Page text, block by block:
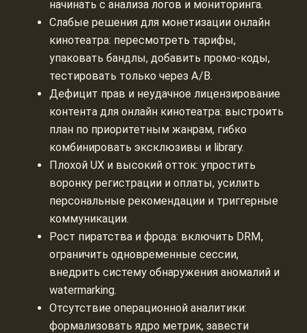
начинать с анализа логов и мониторинга.
Слабые решения для монетизации онлайн
кинотеатра: пересмотреть тарифы,
упаковать бандлы, добавить промо-коды,
тестировать только через A/B.
Дефицит прав и неудачное лицензирование
контента для онлайн кинотеатра: выстроить
план по приоритетным жанрам, гибко
комбинировать эксклюзивы и library.
Плохой UX и высокий отток: упростить
воронку регистрации и оплаты, усилить
персональные рекомендации и триггерные
коммуникации.
Рост пиратства и фрода: включить DRM,
ограничить одновременные сессии,
внедрить систему обнаружения аномалий и
watermarking.
Отсутствие операционной аналитики:
формализовать ядро метрик, завести